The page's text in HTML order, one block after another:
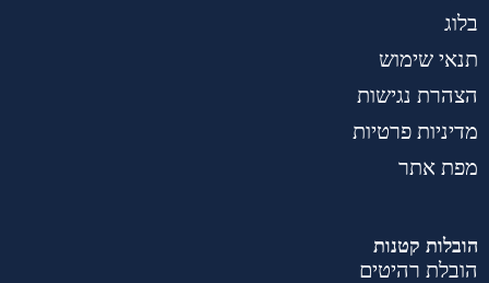
בלוג
תנאי שימוש
הצהרת נגישות
מדיניות פרטיות
מפת אתר
הובלות קטנות
הובלת רהיטים